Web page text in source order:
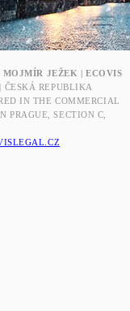
JEŽEK | ECOVIS
REPUBLIKA
IN THE COMMERCIAL
PRAGUE, SECTION C,